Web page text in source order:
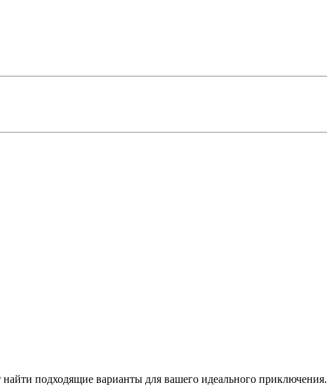
подходящие варианты для вашего идеального приключения.